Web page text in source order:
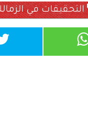
التحقيقات في